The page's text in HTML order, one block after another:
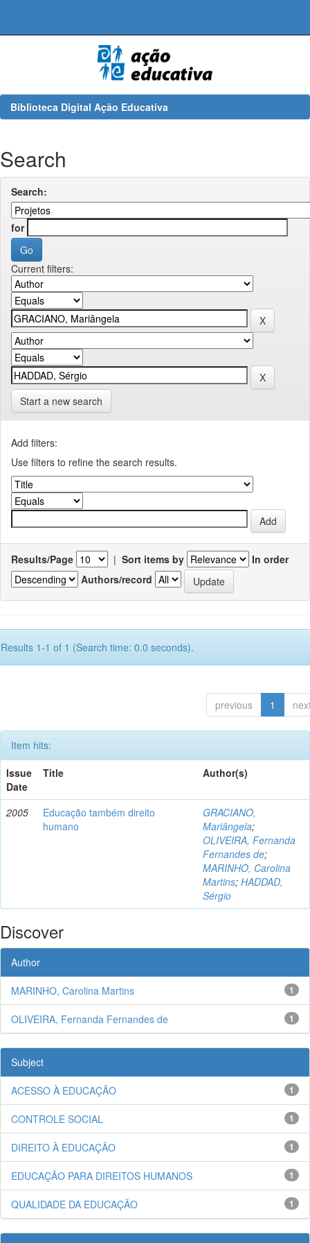
Biblioteca Digital Ação Educativa
Search
Search:
for
Current filters:
Start a new search
Add filters:
Use filters to refine the search results.
Results/Page | Sort items by
In order
Authors/record
Results 1-1 of 1 (Search time: 0.0 seconds).
previous 1
Item hits:
Issue
Date
Title Author(s)
2005
Educação também direito
humano
GRACIANO,
Mariângela;
OLIVEIRA, Fernanda
Fernandes de;
MARINHO, Carolina
Martins; HADDAD,
Sérgio
Discover
Author
1
MARINHO, Carolina Martins
1
OLIVEIRA, Fernanda Fernandes de
Subject
1
ACESSO À EDUCAÇÃO
1
CONTROLE SOCIAL
1
DIREITO À EDUCAÇÃO
1
EDUCAÇÃO PARA DIREITOS HUMANOS
1
QUALIDADE DA EDUCAÇÃO